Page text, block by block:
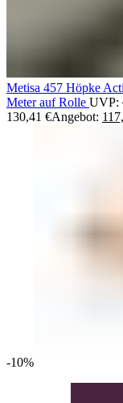
Metisa 457 Höpke
Meter auf Rolle UVP:
130,41 €Angebot:
-10%